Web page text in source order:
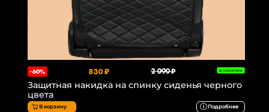
-60% 830 ₽ 2 090 ₽ В НАЛИЧИИ
Защитная накидка на спинку сиденья черного
цвета
В корзину Подробнее